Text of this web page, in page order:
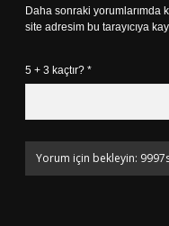
Daha sonraki yorumlarımda
site adresim bu tarayıcıya
5 + 3 kaçtır? *